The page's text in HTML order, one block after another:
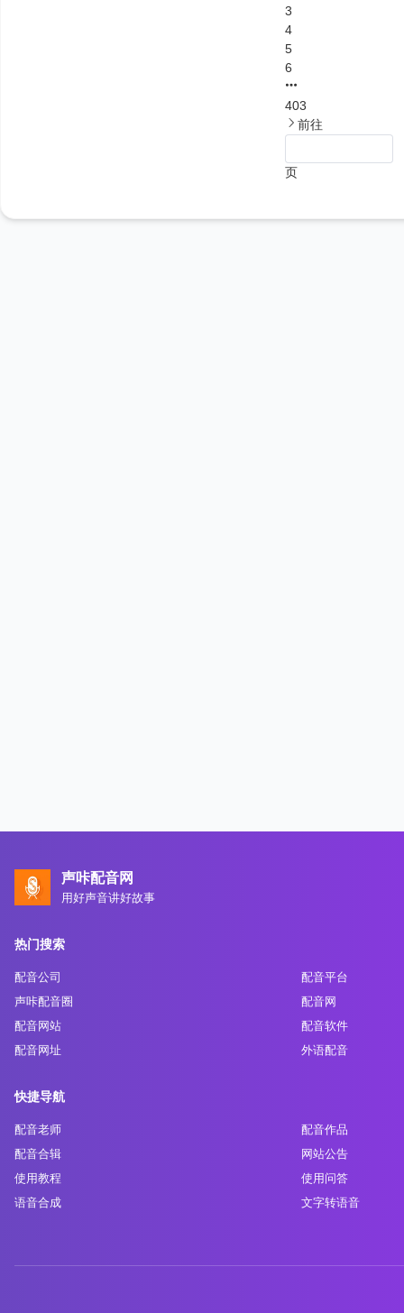
3
4
5
6
403
前往
页
声咔配音网
用好声音讲好故事
热门搜索
配音公司
配音平台
声咔配音圈
配音网
配音网站
配音软件
配音网址
外语配音
快捷导航
配音老师
配音作品
配音合辑
网站公告
使用教程
使用问答
语音合成
文字转语音